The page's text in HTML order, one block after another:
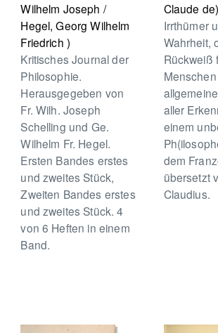
Wilhelm Joseph /
Hegel, Georg Wilhelm
Friedrich )
Kritisches Journal der
Philosophie.
Herausgegeben von
Fr. Wilh. Joseph
Schelling und Ge.
Wilhelm Fr. Hegel.
Ersten Bandes erstes
und zweites Stück,
Zweiten Bandes erstes
und zweites Stück. 4
von 6 Heften in einem
Band.
Claude
Irrthümer
Wahrheit,
Rückweiß
aller
einem
dem
übersetzt
Claudius.